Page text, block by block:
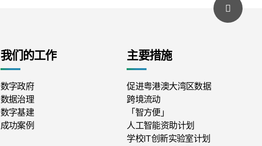
我们的工作
数字政府
数据治理
数字基建
成功案例
主要措施
促进粤港澳大湾区数据
跨境流动
「智方便」
人工智能资助计划
学校IT创新实验室计划